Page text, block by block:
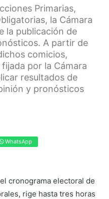
Primarias,
la Cámara
la publicación de
A partir de
comicios,
por la Cámara
resultados de
y pronósticos
WhatsApp
cronograma electoral de
rige hasta tres horas